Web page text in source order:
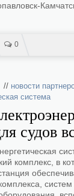
0
// новости
система
судов
комплекс, в